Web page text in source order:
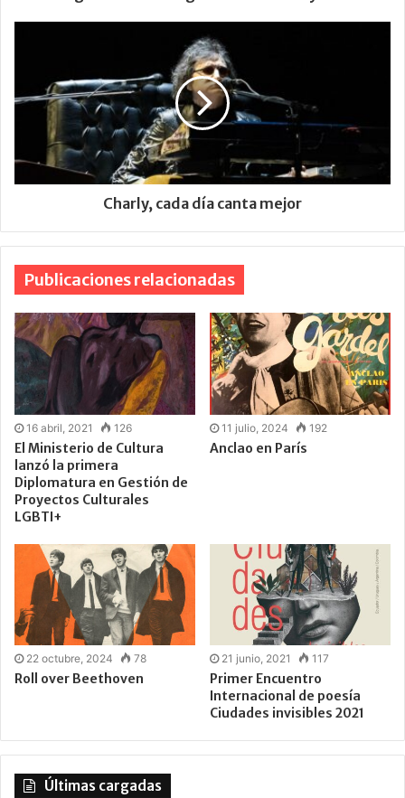
Charly, cada día canta mejor
Publicaciones relacionadas
16 abril, 2021 126
El Ministerio de Cultura
lanzó la primera
Diplomatura en Gestión de
Proyectos Culturales
LGBTI+
11 julio, 2024 192
Anclao en París
22 octubre, 2024 78
Roll over Beethoven
21 junio, 2021 117
Primer Encuentro
Internacional de poesía
Ciudades invisibles 2021
Últimas cargadas